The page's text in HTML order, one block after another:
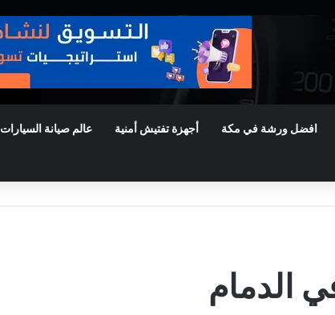
افضل ورشة في مكة أجهزة تفتيش أمنية عالم صيانة السيارات
الدمام